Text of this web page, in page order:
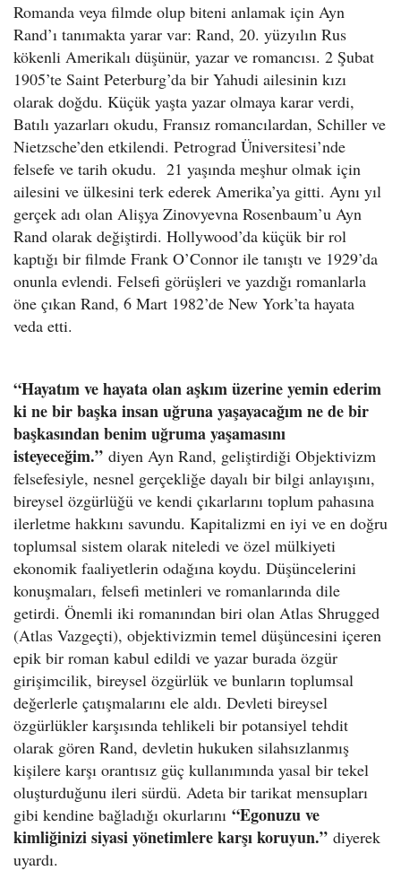
Romanda veya filmde olup biteni anlamak için Ayn
Rand’ı tanımakta yarar var: Rand, 20. yüzyılın Rus
kökenli Amerikalı düşünür, yazar ve romancısı. 2 Şubat
1905’te Saint Peterburg’da bir Yahudi ailesinin kızı
olarak doğdu. Küçük yaşta yazar olmaya karar verdi,
Batılı yazarları okudu, Fransız romancılardan, Schiller ve
Nietzsche’den etkilendi. Petrograd Üniversitesi’nde
felsefe ve tarih okudu. 21 yaşında meşhur olmak için
ailesini ve ülkesini terk ederek Amerika’ya gitti. Aynı yıl
gerçek adı olan Alişya Zinovyevna Rosenbaum’u Ayn
Rand olarak değiştirdi. Hollywood’da küçük bir rol
kaptığı bir filmde Frank O’Connor ile tanıştı ve 1929’da
onunla evlendi. Felsefi görüşleri ve yazdığı romanlarla
öne çıkan Rand, 6 Mart 1982’de New York’ta hayata
veda etti.
“Hayatım ve hayata olan aşkım üzerine yemin ederim
ki ne bir başka insan uğruna yaşayacağım ne de bir
başkasından benim uğruma yaşamasını
isteyeceğim.” diyen Ayn Rand, geliştirdiği Objektivizm
felsefesiyle, nesnel gerçekliğe dayalı bir bilgi anlayışını,
bireysel özgürlüğü ve kendi çıkarlarını toplum pahasına
ilerletme hakkını savundu. Kapitalizmi en iyi ve en doğru
toplumsal sistem olarak niteledi ve özel mülkiyeti
ekonomik faaliyetlerin odağına koydu. Düşüncelerini
konuşmaları, felsefi metinleri ve romanlarında dile
getirdi. Önemli iki romanından biri olan Atlas Shrugged
(Atlas Vazgeçti), objektivizmin temel düşüncesini içeren
epik bir roman kabul edildi ve yazar burada özgür
girişimcilik, bireysel özgürlük ve bunların toplumsal
değerlerle çatışmalarını ele aldı. Devleti bireysel
özgürlükler karşısında tehlikeli bir potansiyel tehdit
olarak gören Rand, devletin hukuken silahsızlanmış
kişilere karşı orantısız güç kullanımında yasal bir tekel
oluşturduğunu ileri sürdü. Adeta bir tarikat mensupları
gibi kendine bağladığı okurlarını “Egonuzu ve
kimliğinizi siyasi yönetimlere karşı koruyun.” diyerek
uyardı.